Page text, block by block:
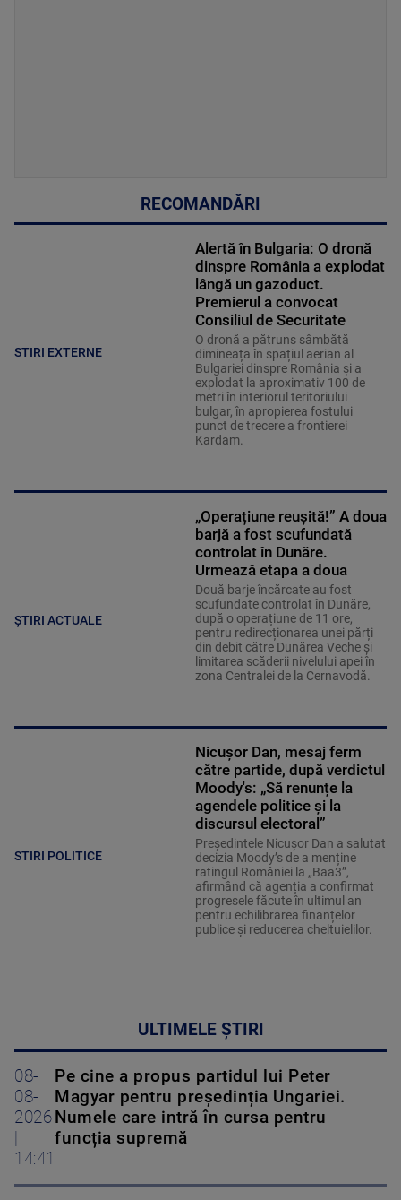
RECOMANDĂRI
STIRI EXTERNE
Alertă în Bulgaria: O dronă
dinspre România a explodat
lângă un gazoduct.
Premierul a convocat
Consiliul de Securitate
O dronă a pătruns sâmbătă
dimineața în spațiul aerian al
Bulgariei dinspre România și a
explodat la aproximativ 100 de
metri în interiorul teritoriului
bulgar, în apropierea fostului
punct de trecere a frontierei
Kardam.
ȘTIRI ACTUALE
„Operațiune reușită!” A doua
barjă a fost scufundată
controlat în Dunăre.
Urmează etapa a doua
Două barje încărcate au fost
scufundate controlat în Dunăre,
după o operațiune de 11 ore,
pentru redirecționarea unei părți
din debit către Dunărea Veche și
limitarea scăderii nivelului apei în
zona Centralei de la Cernavodă.
STIRI POLITICE
Nicușor Dan, mesaj ferm
către partide, după verdictul
Moody's: „Să renunțe la
agendele politice şi la
discursul electoral”
Președintele Nicușor Dan a salutat
decizia Moody’s de a menține
ratingul României la „Baa3”,
afirmând că agenția a confirmat
progresele făcute în ultimul an
pentru echilibrarea finanțelor
publice și reducerea cheltuielilor.
ULTIMELE ȘTIRI
08-
08-
2026
14:41
Pe cine a propus partidul lui Peter
Magyar pentru președinția Ungariei.
Numele care intră în cursa pentru
funcția supremă